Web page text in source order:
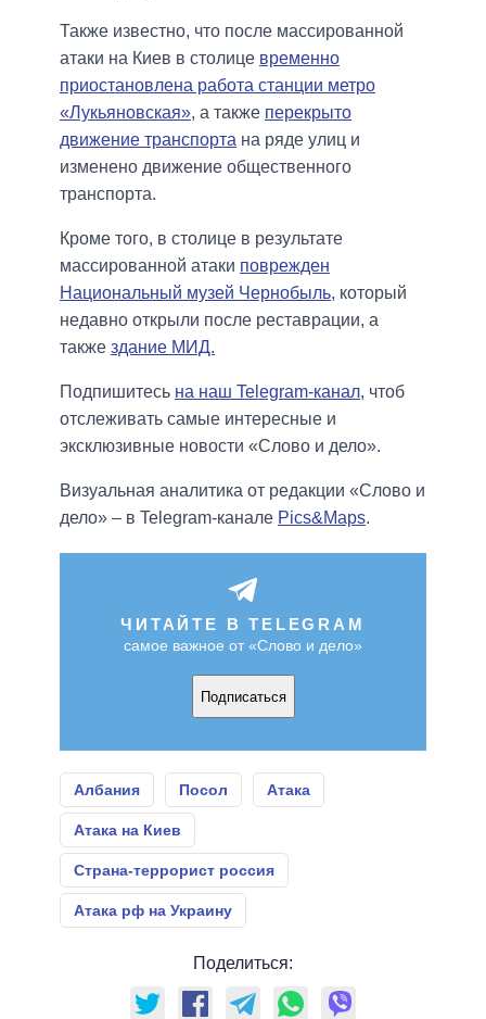
Также известно, что после массированной
атаки на Киев в столице временно
приостановлена работа станции метро
«Лукьяновская», а также перекрыто
движение транспорта на ряде улиц и
изменено движение общественного
транспорта.
Кроме того, в столице в результате
массированной атаки поврежден
Национальный музей Чернобыль, который
недавно открыли после реставрации, а
также здание МИД.
Подпишитесь на наш Telegram-канал, чтоб
отслеживать самые интересные и
эксклюзивные новости «Слово и дело».
Визуальная аналитика от редакции «Слово и
дело» – в Telegram-канале Pics&Maps.
ЧИТАЙТЕ В TELEGRAM
самое важное от «Слово и дело»
Подписаться
Албания Посол Атака
Атака на Киев
Страна-террорист россия
Атака рф на Украину
Поделиться: